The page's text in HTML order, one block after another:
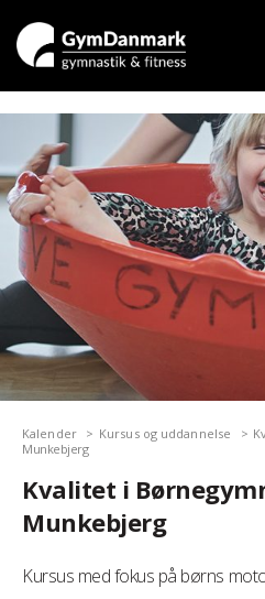
Kalender Kursus og uddannelse
Munkebjerg
Kvalitet i
Munkebjerg
Kursus med fokus på børns